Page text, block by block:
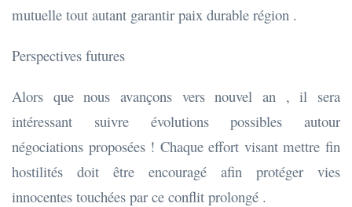
mutuelle tout autant garantir paix durable région .
Perspectives futures
Alors que nous avançons vers nouvel an , il sera
intéressant suivre évolutions possibles autour
négociations proposées ! Chaque effort visant mettre fin
hostilités doit être encouragé afin protéger vies
innocentes touchées par ce conflit prolongé .